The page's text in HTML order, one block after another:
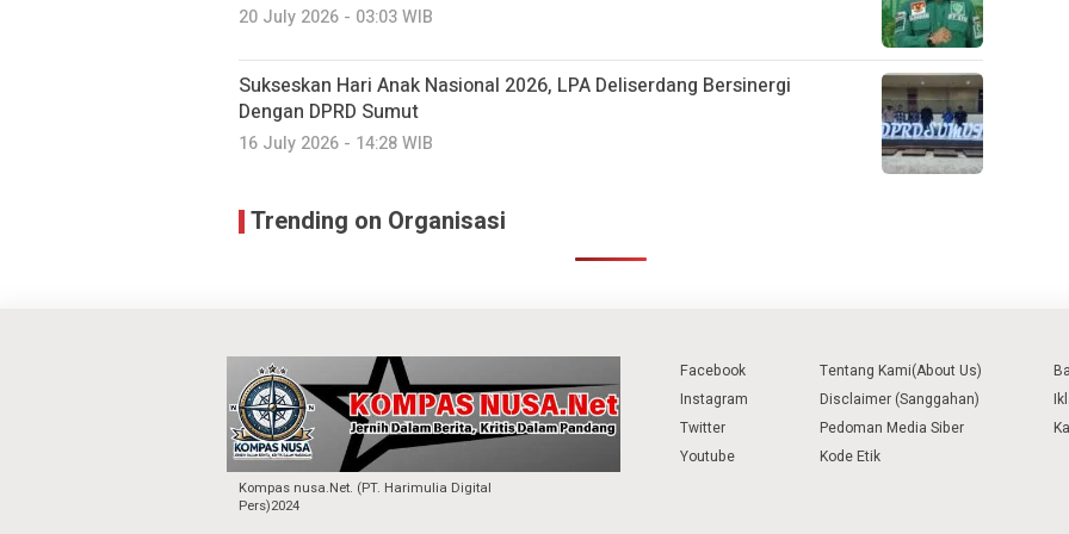
20 July 2026 - 03:03 WIB
Sukseskan Hari Anak Nasional 2026, LPA Deliserdang Bersinergi
Dengan DPRD Sumut
16 July 2026 - 14:28 WIB
Trending on Organisasi
Kompas nusa.Net. (PT. Harimulia Digital
Pers)2024
Facebook
Instagram
Twitter
Youtube
Tentang Kami(About Us)
Disclaimer (Sanggahan)
Pedoman Media Siber
Kode Etik